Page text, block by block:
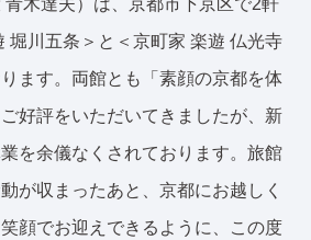
堀川五条＞と＜京町家 楽遊 仏光寺
ます。 両館とも「素顔の京都を体
好評をいただいてきましたが、新
を余儀なくされております。旅館
が収まったあと、京都にお越しく
顔でお迎えできるように、この度